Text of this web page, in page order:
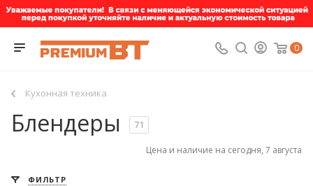
0
Кухонная техника
Блендеры 71
Цена и наличие на сегодня, 7 августа
ФИЛЬТР